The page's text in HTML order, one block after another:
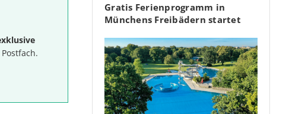
Gratis Ferienprogramm in
Münchens Freibädern startet